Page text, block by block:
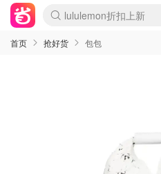
Sasa美妆护肤3.5折
SSENSE年中3折
FreshBeauty好价汇总
Cettire降价+叠9折
Farfetch折上8折
WWS Coles超市实拍
viagogo二手票捡漏
Myer清仓1折起
The Outnet奢牌1折起
David Jones 3折起
Flannels大牌1折
Perfumes Club护肤1折
AMIRO返校季6.2折
Oweek抽奖送Airpods
Amazon折扣汇总
eToro入金$200送$50
Amazon数码好物
ICONIC本周7.5折
ThedoubleF高奢地板价
Moose Knuckles 6折
丝芙兰5折起
EUFY官网3.7折起
Selenichast首饰2折
Trip机票酒店促销
YSL送5件彩妆礼
Amazon家居好物
BIGBANG巡演开票
David Jones时尚3折
Amazon美妆护肤
雅漾大喷$8
过敏原检测盒$33
伊索独家赠50ml沐浴露
科颜氏清仓3折
SEALIFE海洋馆门票6折
丝塔芙大白罐$16
订阅Newsletter送香薰
Cult Beauty 6.8折
Harrods圣诞日历2.3折
LN-CC奢牌私促3折
d'Alba空姐喷雾$16
EVE LOM套装逆天2折
Bernardelli独家4折
Adore Beauty 6折起
CT圣诞日历
Mytheresa奢品2.7折
Luxury Escapes 9折
Currentbody美容仪9折
卡诗9折+赠4件礼
MOON Garden Live
ALLSAINTS美衣3折
Roborock扫地机3.7折
Tingo Life水杯$24
Valentino官网5折
CR洗发护发6.3折
首页 抢好货 包包